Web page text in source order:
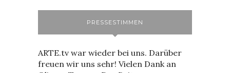
PRESSESTIMMEN
ARTE.tv war wieder bei uns. Darüber
freuen wir uns sehr! Vielen Dank an